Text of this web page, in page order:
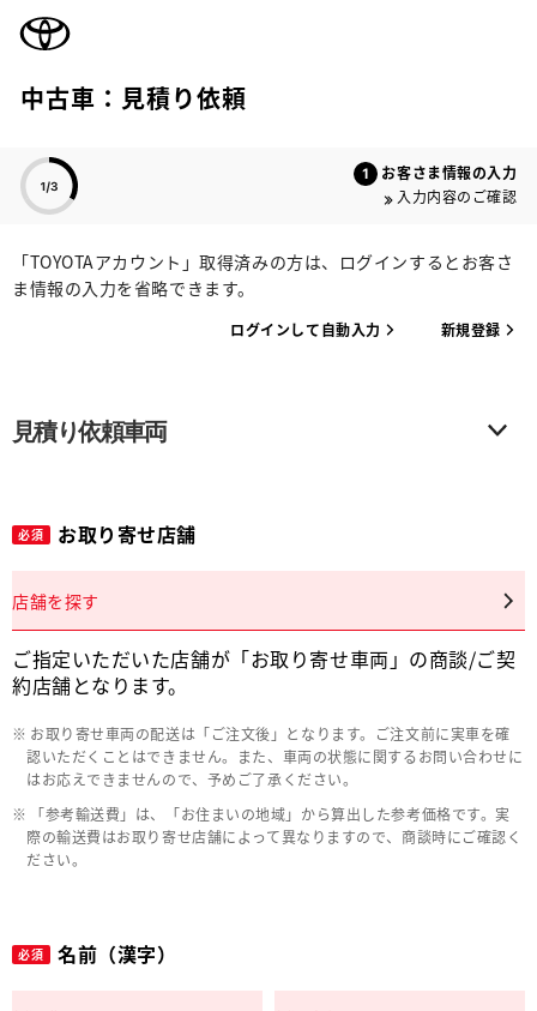
中古車：見積り依頼
お客さま情報の入力
入力内容のご確認
「TOYOTAアカウント」取得済みの方は、ログインするとお客さ
ま情報の入力を省略できます。
ログインして自動入力 新規登録
見積り依頼車両
必須 お取り寄せ店舗
店舗を探す
ご指定いただいた店舗が「お取り寄せ車両」の商談/ご契
約店舗となります。
お取り寄せ車両の配送は「ご注文後」となります。ご注文前に実車を確
認いただくことはできません。また、車両の状態に関するお問い合わせに
はお応えできませんので、予めご了承ください。
「参考輸送費」は、「お住まいの地域」から算出した参考価格です。実
際の輸送費はお取り寄せ店舗によって異なりますので、商談時にご確認く
ださい。
必須 名前（漢字）